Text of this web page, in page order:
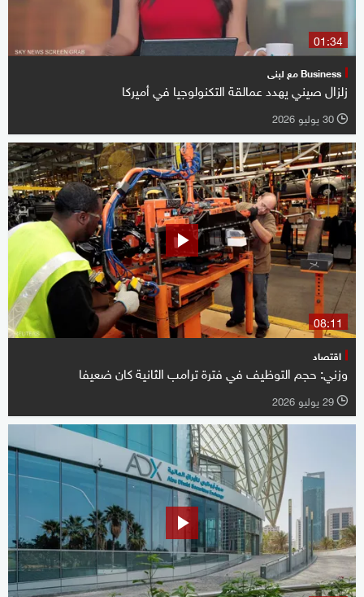
01:34
Business مع لبنى
زلزال صيني يهدد عمالقة التكنولوجيا في أميركا
l 30 يوليو 2026
08:11
اقتصاد
وزني: حجم التوظيف في فترة ترامب الثانية كان ضعيفا
l 29 يوليو 2026